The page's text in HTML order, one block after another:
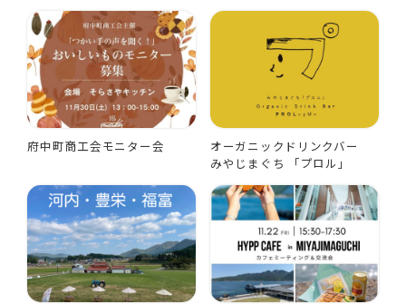
府中町商工会モニター会
オーガニックドリンクバー
みやじまぐち 「プロル」